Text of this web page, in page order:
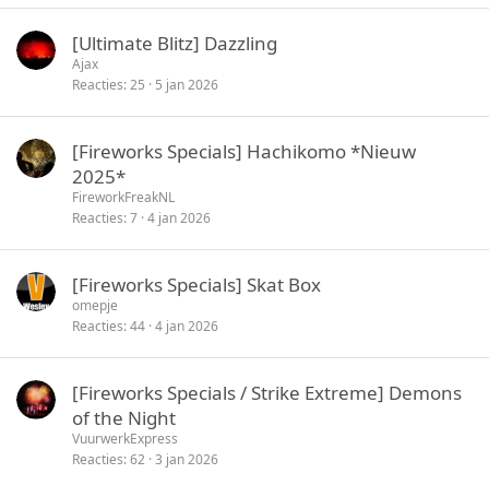
[Ultimate Blitz] Dazzling
Ajax
Reacties 25 5 jan 2026
[Fireworks Specials] Hachikomo *Nieuw
2025*
FireworkFreakNL
Reacties 7 4 jan 2026
[Fireworks Specials] Skat Box
omepje
Reacties 44 4 jan 2026
[Fireworks Specials / Strike Extreme] Demons
of the Night
VuurwerkExpress
Reacties 62 3 jan 2026